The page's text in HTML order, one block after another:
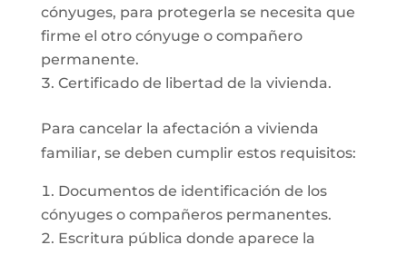
cónyuges, para protegerla se necesita que
firme el otro cónyuge o compañero
permanente.
Certificado de libertad de la vivienda.
Para cancelar la afectación a vivienda
familiar, se deben cumplir estos requisitos:
Documentos de identificación de los
cónyuges o compañeros permanentes.
Escritura pública donde aparece la